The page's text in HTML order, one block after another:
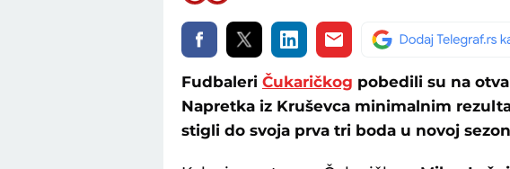
Fudbaleri Čukaričkog pobedili su na
Napretka iz Kruševca minimalnim
stigli do svoja prva tri boda u novoj